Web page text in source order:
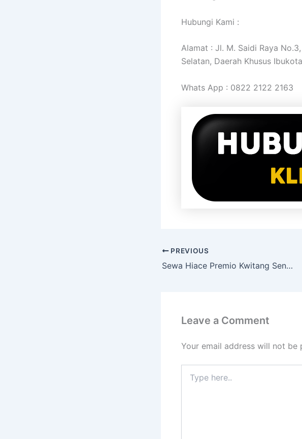
Hubungi Kami :
Alamat : Jl. M. Saidi Raya
Selatan, Daerah Khusus
Whats App : 0822 2122 2163
PREVIOUS
Sewa Hiace Premio Kwitang Senen Jakarta Pusat
Leave a Comment
Your email address will not be
here..